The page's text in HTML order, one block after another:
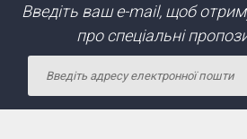
Введіть ваш e-mail, щоб
про спеціальні